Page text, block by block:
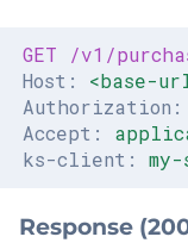
u
k
a
GET
/v1/
Host :
<base-
Authorization :
Accept :
ks-client :
Response